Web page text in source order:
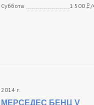
Суббота
1 500 /
2014 г.
МЕРСЕДЕС БЕНЦ V